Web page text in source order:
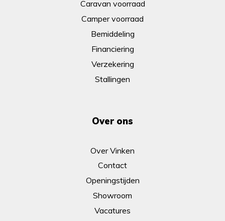
Caravan voorraad
Camper voorraad
Bemiddeling
Financiering
Verzekering
Stallingen
Over ons
Over Vinken
Contact
Openingstijden
Showroom
Vacatures